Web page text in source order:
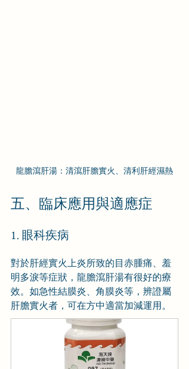
龍膽瀉肝湯：清瀉肝膽實火、清利肝經濕熱
五、臨床應用與適應症
1. 眼科疾病
對於肝經實火上炎所致的目赤腫痛、羞
明多淚等症狀，龍膽瀉肝湯有很好的療
效。如急性結膜炎、角膜炎等，辨證屬
肝膽實火者，可在方中適當加減運用。